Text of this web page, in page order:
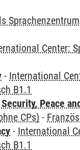
Center:
- International
B1.1
Peace
CPs) -
- International
B1.1